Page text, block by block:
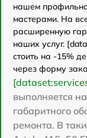
нашем
мастерами. На
расширенную
наших услуг.
стоить на -15%
через форму
выполняется
габаритного
ремонта. В